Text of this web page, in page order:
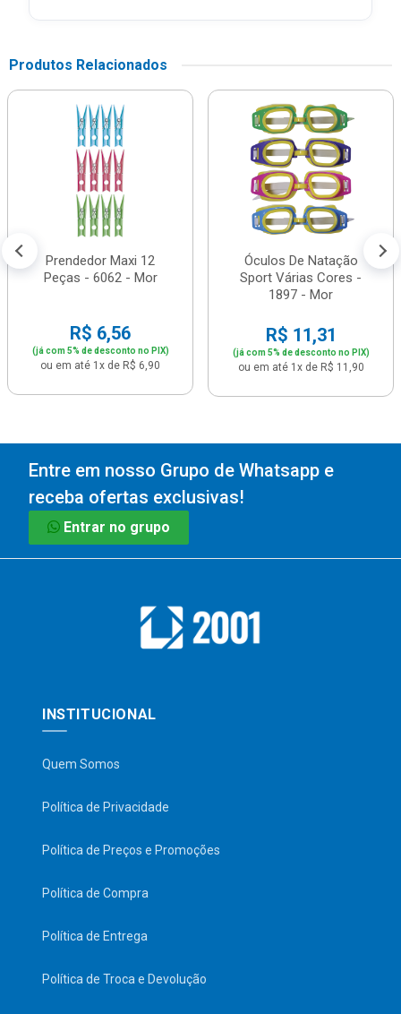
Produtos Relacionados
Prendedor Maxi 12
Peças - 6062 - Mor
R$ 6,56
(já com 5% de desconto no PIX)
ou em até 1x de R$ 6,90
Óculos De Natação
Sport Várias Cores -
1897 - Mor
R$ 11,31
(já com 5% de desconto no PIX)
ou em até 1x de R$ 11,90
Entre em nosso Grupo de Whatsapp e
receba ofertas exclusivas!
Entrar no grupo
INSTITUCIONAL
Quem Somos
Política de Privacidade
Política de Preços e Promoções
Política de Compra
Política de Entrega
Política de Troca e Devolução